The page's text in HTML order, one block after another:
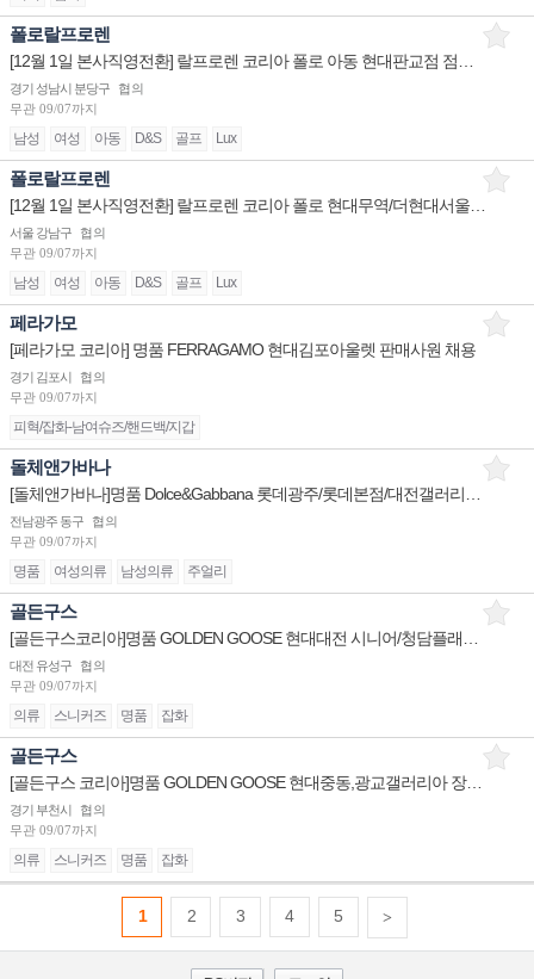
폴로랄프로렌
경기 성남시 분당구
협의
무관09/07까지
남성 여성 아동 D&S 골프 Lux
폴로랄프로렌
서울 강남구
협의
무관09/07까지
남성 여성 아동 D&S 골프 Lux
페라가모
[페라가모 코리아] 명품 FERRAGAMO 현대김포아울렛 판매사원 채용
경기 김포시
협의
무관09/07까지
피혁/잡화-남여슈즈/핸드백/지갑
돌체앤가바나
전남광주 동구
협의
무관09/07까지
명품 여성의류 남성의류 주얼리
골든구스
대전 유성구
협의
무관09/07까지
의류 스니커즈 명품 잡화
골든구스
[골든구스 코리아]명품 GOLDEN GOOSE 현대중동,광교갤러리아 장기알바/현대충청 슈퍼바이저,판매사원
경기 부천시
협의
무관09/07까지
의류 스니커즈 명품 잡화
1 2 3 4 5 >